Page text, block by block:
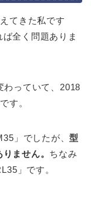
てきた私です
全く問題ありま
わっていて、2018
す。
」でしたが、型
ません。 ちなみ
」です。